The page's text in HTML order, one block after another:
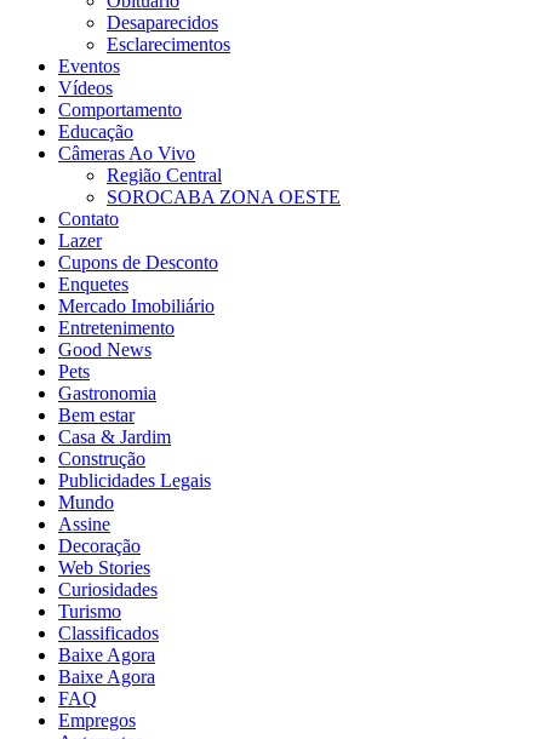
Desaparecidos
Esclarecimentos
Eventos
Vídeos
Comportamento
Educação
Câmeras Ao Vivo
Região Central
SOROCABA ZONA OESTE
Contato
Lazer
Cupons de Desconto
Enquetes
Mercado Imobiliário
Entretenimento
Good News
Pets
Gastronomia
Bem estar
Casa & Jardim
Construção
Publicidades Legais
Mundo
Assine
Decoração
Web Stories
Curiosidades
Turismo
Classificados
Baixe Agora
Baixe Agora
FAQ
Empregos